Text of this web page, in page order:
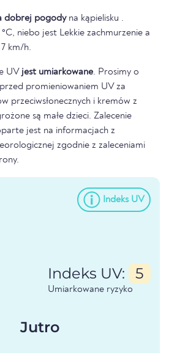
dobrej pogodyna kąpielisku .
niebo jest Lekkie zachmurzenie a
km/h.
UV jest umiarkowane. Prosimy o
promieniowaniem UV za
przeciwsłonecznych i kremów z
są małe dzieci. Zalecenie
jest na informacjach z
zgodnie z zaleceniami
Indeks UV
Indeks UV: 5
Umiarkowane ryzyko
Jutro